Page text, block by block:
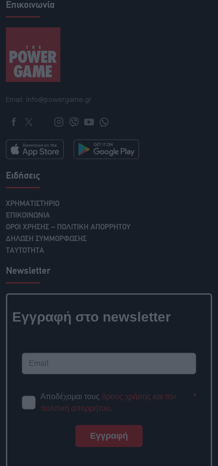
Επικοινωνία
Email: info@powergame.gr
Ειδήσεις
ΧΡΗΜΑΤΙΣΤΗΡΙΟ
ΕΠΙΚΟΙΝΩΝΙΑ
ΟΡΟΙ ΧΡΗΣΗΣ – ΠΟΛΙΤΙΚΗ ΑΠΟΡΡΗΤΟΥ
ΔΗΛΩΣΗ ΣΥΜΜΟΡΦΩΣΗΣ
ΤΑΥΤΟΤΗΤΑ
Newsletter
Εγγραφή στο newsletter
Αποδέχομαι τους όρους χρήσης και την
πολιτική απορρήτου.
*
Εγγραφή